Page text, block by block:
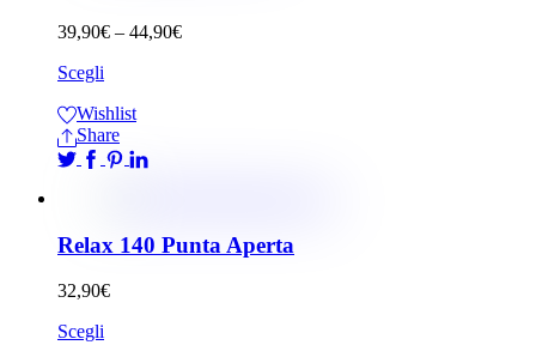
39,90€ – 44,90€
Scegli
Wishlist
Share
Relax 140 Punta Aperta
32,90€
Scegli